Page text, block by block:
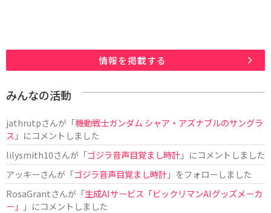
情報を掲載する
みんなの活動
jathrutpさんが「機動戦士ガンダム シャア・アズナブルのサングラ
ス 」にコメントしました
lilysmith10さんが「ゴジラ音声目覚まし時計」にコメントしました
アッキーさんが「ゴジラ音声目覚まし時計」をフォローしました
RosaGrantさんが「生成AIサービス「ビックリマンAIグッズメーカ
ー」
」にコメントしました